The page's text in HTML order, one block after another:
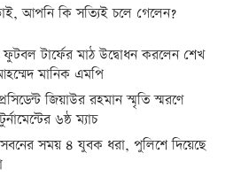
আপনি কি সত্যিই চলে গেলেন?
ফুটবল টার্ফের মাঠ উদ্বোধন করলেন শেখ
মানিক এমপি
জিয়াউর রহমান স্মৃতি স্মরণে
৬ষ্ঠ ম্যাচ
সময় ৪ যুবক ধরা, পুলিশে দিয়েছে